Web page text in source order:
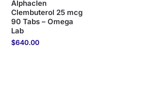
Alphaclen
Clembuterol 25 mcg
90 Tabs – Omega
Lab
$640.00